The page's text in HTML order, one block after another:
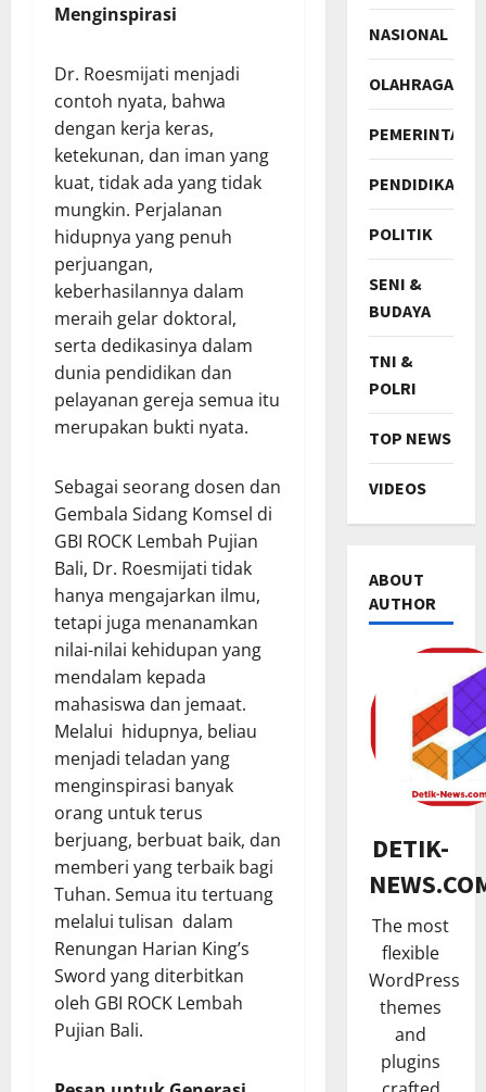
Menginspirasi
Dr. Roesmijati menjadi
contoh nyata, bahwa
dengan kerja keras,
ketekunan, dan iman yang
kuat, tidak ada yang tidak
mungkin. Perjalanan
hidupnya yang penuh
perjuangan,
keberhasilannya dalam
meraih gelar doktoral,
serta dedikasinya dalam
dunia pendidikan dan
pelayanan gereja semua itu
merupakan bukti nyata.
Sebagai seorang dosen dan
Gembala Sidang Komsel di
GBI ROCK Lembah Pujian
Bali, Dr. Roesmijati tidak
hanya mengajarkan ilmu,
tetapi juga menanamkan
nilai-nilai kehidupan yang
mendalam kepada
mahasiswa dan jemaat.
Melalui hidupnya, beliau
menjadi teladan yang
menginspirasi banyak
orang untuk terus
berjuang, berbuat baik, dan
memberi yang terbaik bagi
Tuhan. Semua itu tertuang
melalui tulisan dalam
Renungan Harian King’s
Sword yang diterbitkan
oleh GBI ROCK Lembah
Pujian Bali.
NASIONAL
OLAHRAGA
PEMERINTAH
PENDIDIKAN
POLITIK
SENI &
BUDAYA
TNI &
POLRI
TOP NEWS
VIDEOS
ABOUT
AUTHOR
DETIK-
The most
flexible
WordPress
themes
and
plugins
K
e
t
u
a
D
A
D
a
l
t
i
m
I
3
K
a
t
o
r
H
u
k
u
4
TNI &
R
i
b
u